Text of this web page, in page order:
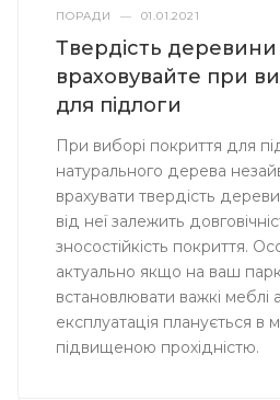
ПОРАДИ — 01.01.2021
Твердість деревини
враховувайте при
для підлоги
При виборі покриття для
натурального дерева
врахувати твердість
від неї залежить
зносостійкість покриття.
актуально якщо на ваш
встановлювати важкі меблі
експлуатація планується в
підвищеною прохідністю.